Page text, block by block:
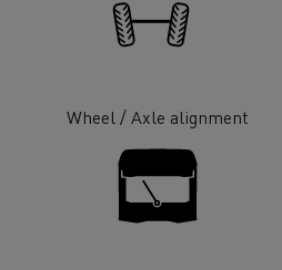
Wheel / Axle alignment